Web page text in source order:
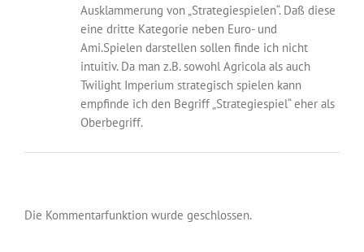
Ausklammerung von „Strategiespielen“. Daß diese
eine dritte Kategorie neben Euro- und
Ami.Spielen darstellen sollen finde ich nicht
intuitiv. Da man z.B. sowohl Agricola als auch
Twilight Imperium strategisch spielen kann
empfinde ich den Begriff „Strategiespiel“ eher als
Oberbegriff.
Die Kommentarfunktion wurde geschlossen.